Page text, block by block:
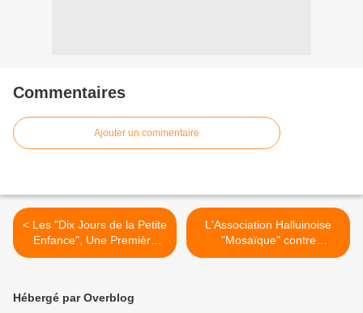
Commentaires
Ajouter un commentaire
< Les "Dix Jours de la Petite
Enfance", Une Première
Halluinoise.
L'Association Halluinoise
"Mosaïque" contre
l'Illettrisme... >
Hébergé par Overblog